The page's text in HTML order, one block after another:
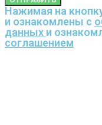
Нажимая на
и ознакомлены с
данных и
соглашением